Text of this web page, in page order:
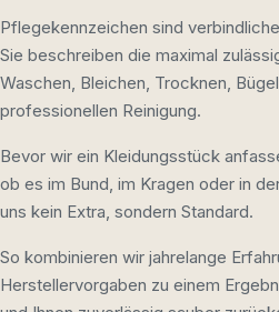
Pflegekennzeichen sind
Sie beschreiben die maximal
Waschen, Bleichen, Trocknen,
professionellen Reinigung.
Bevor wir ein Kleidungsstück
ob es im Bund, im Kragen oder in
uns kein Extra, sondern Standard.
So kombinieren wir jahrelange
Herstellervorgaben zu einem